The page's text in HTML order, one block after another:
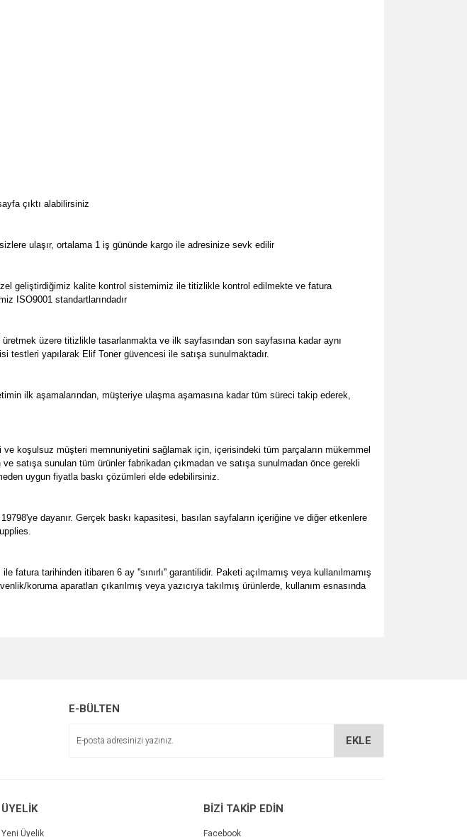
çıktı alabilirsiniz
ulaşır, ortalama 1 iş gününde kargo ile adresinize sevk edilir
geliştirdiğimiz kalite kontrol sistemimiz ile titizlikle kontrol edilmekte ve fatura
ISO9001 standartlarındadır
üzere titizlikle tasarlanmakta ve ilk sayfasından son sayfasına kadar aynı
testleri yapılarak Elif Toner güvencesi ile satışa sunulmaktadır.
ilk aşamalarından, müşteriye ulaşma aşamasına kadar tüm süreci takip ederek,
koşulsuz müşteri memnuniyetini sağlamak için, içerisindeki tüm parçaların mükemmel
satışa sunulan tüm ürünler fabrikadan çıkmadan ve satışa sunulmadan önce gerekli
uygun fiyatla baskı çözümleri elde edebilirsiniz.
dayanır. Gerçek baskı kapasitesi, basılan sayfaların içeriğine ve diğer etkenlere
tarihinden itibaren 6 ay ''sınırlı'' garantilidir. Paketi açılmamış veya kullanılmamış
koruma aparatları çıkarılmış veya yazıcıya takılmış ürünlerde, kullanım esnasında
E-BÜLTEN
EKLE
ÜYELİK
Yeni Üyelik
BİZİ TAKİP EDİN
Facebook